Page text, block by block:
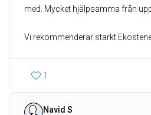
med. Mycket hjälpsamma från
Vi rekommenderar starkt
1
Navid S